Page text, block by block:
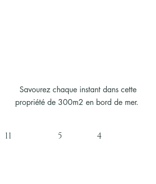
Savourez chaque instant dans cette
propriété de 300m2 en bord de mer.
11 5 4